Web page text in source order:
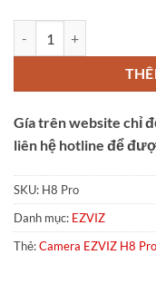
Gía trên website chỉ
liên hệ hotline để
SKU: H8 Pro
Danh mục: EZVIZ
Thẻ:Camera EZVIZ H8